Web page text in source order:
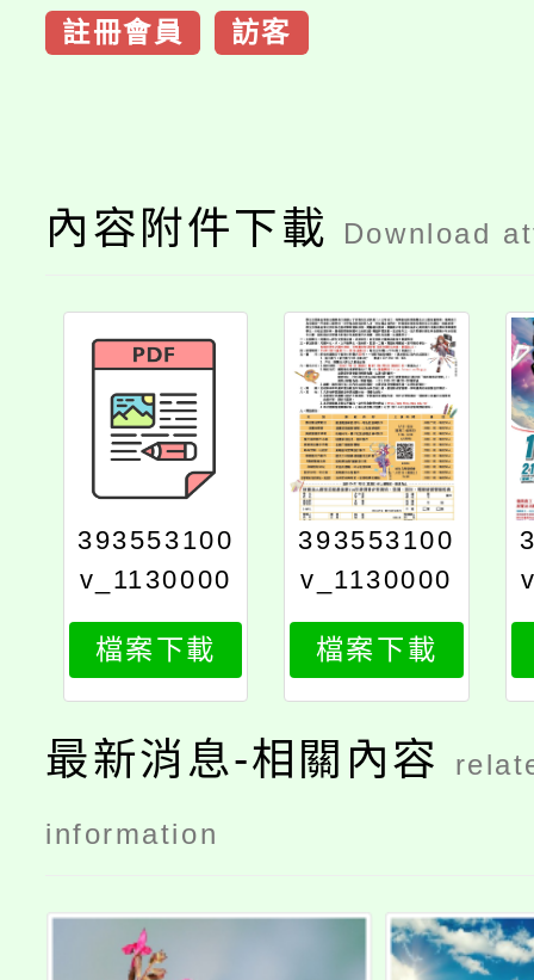
註冊會員 訪客
內容附件下載 Download
393553100
v_1130000
243_846_p
rint
檔案下載
393553100
v_1130000
243_84611
檔案下載
最新消息-相關內容
information